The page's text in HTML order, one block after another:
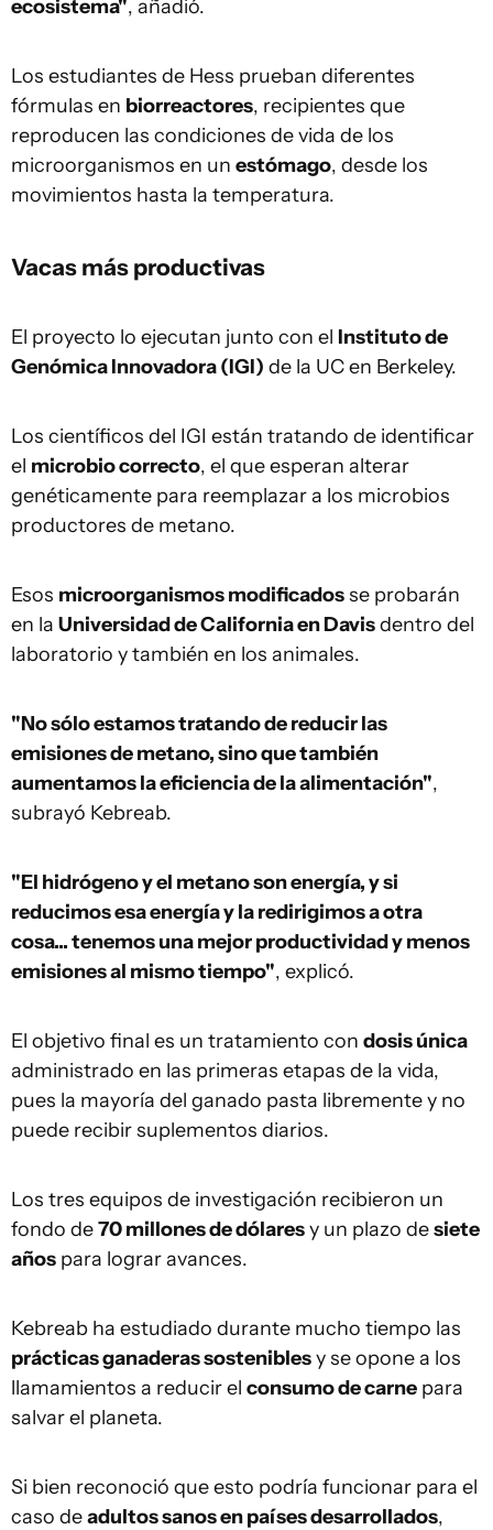
ecosistema", añadió.
Los estudiantes de Hess prueban diferentes
fórmulas en biorreactores, recipientes que
reproducen las condiciones de vida de los
microorganismos en un estómago, desde los
movimientos hasta la temperatura.
Vacas más productivas
El proyecto lo ejecutan junto con el Instituto de
Genómica Innovadora (IGI) de la UC en Berkeley.
Los científicos del IGI están tratando de identificar
el microbio correcto, el que esperan alterar
genéticamente para reemplazar a los microbios
productores de metano.
Esos microorganismos modificadosse probarán
en la Universidad de California en Davisdentro del
laboratorio y también en los animales.
"No sólo estamos tratando de reducir las
emisiones de metano, sino que también
aumentamos la eficiencia de la alimentación",
subrayó Kebreab.
"El hidrógeno y el metano son energía, y si
reducimos esa energía y la redirigimos a otra
cosa... tenemos una mejor productividad y menos
emisiones al mismo tiempo", explicó.
El objetivo final es un tratamiento con dosis única
administrado en las primeras etapas de la vida,
pues la mayoría del ganado pasta libremente y no
puede recibir suplementos diarios.
Los tres equipos de investigación recibieron un
fondo de70 millones de dólaresy un plazo desiete
años para lograr avances.
Kebreab ha estudiado durante mucho tiempo las
prácticas ganaderas sosteniblesy se opone a los
llamamientos a reducir el consumo de carne para
salvar el planeta.
Si bien reconoció que esto podría funcionar para el
caso deadultos sanos en países desarrollados,